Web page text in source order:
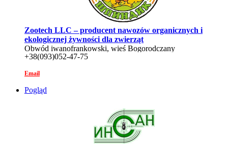
Zootech LLC – producent nawozów organicznych i
ekologicznej żywności dla zwierząt
Obwód iwanofrankowski, wieś Bogorodczany
+38(093)052-47-75
Email
Pogląd